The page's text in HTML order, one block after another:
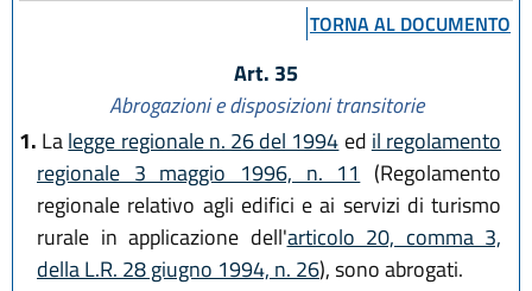
TORNA AL DOCUMENTO
Art. 35
Abrogazioni e disposizioni transitorie
1. Lalegge regionale n. 26 del 1994 ed il regolamento
regionale 3 maggio 1996, n. 11 (Regolamento
regionale relativo agli edifici e ai servizi di turismo
rurale in applicazione dell'articolo 20, comma 3,
della L.R. 28 giugno 1994, n. 26), sono abrogati.